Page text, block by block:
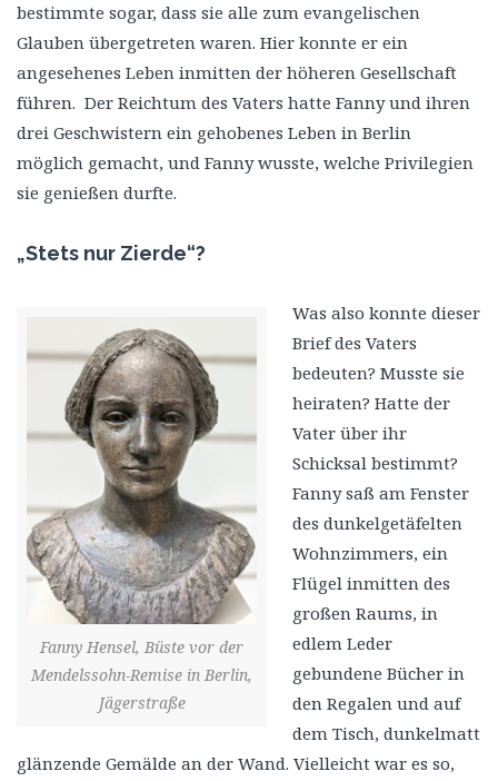
bestimmte sogar, dass sie alle zum evangelischen
Glauben übergetreten waren. Hier konnte er ein
angesehenes Leben inmitten der höheren Gesellschaft
führen. Der Reichtum des Vaters hatte Fanny und ihren
drei Geschwistern ein gehobenes Leben in Berlin
möglich gemacht, und Fanny wusste, welche Privilegien
sie genießen durfte.
„Stets nur Zierde“?
Fanny Hensel, Büste vor der
Mendelssohn-Remise in Berlin,
Jägerstraße
Was also konnte dieser
Brief des Vaters
bedeuten? Musste sie
heiraten? Hatte der
Vater über ihr
Schicksal bestimmt?
Fanny saß am Fenster
des dunkelgetäfelten
Wohnzimmers, ein
Flügel inmitten des
großen Raums, in
edlem Leder
gebundene Bücher in
den Regalen und auf
dem Tisch, dunkelmatt
glänzende Gemälde an der Wand. Vielleicht war es so,